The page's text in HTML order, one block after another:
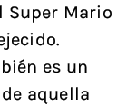
Super Mario
es un
aquella